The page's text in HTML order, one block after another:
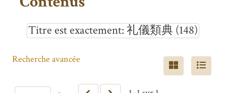
Titre est exactement 礼儀類典 (148)
Recherche avancée